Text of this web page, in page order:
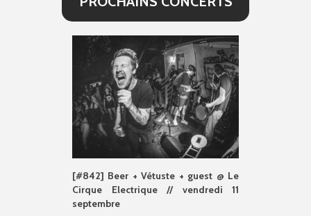
[#842] Beer + Vétuste + guest @ Le
Cirque Electrique // vendredi 11
septembre